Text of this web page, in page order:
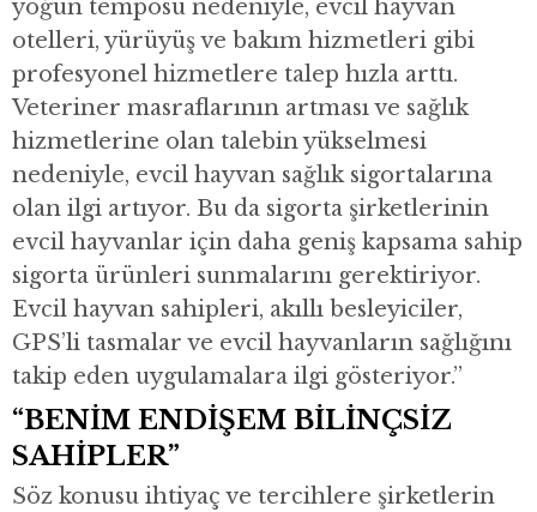
yoğun temposu nedeniyle, evcil hayvan
otelleri, yürüyüş ve bakım hizmetleri gibi
profesyonel hizmetlere talep hızla arttı.
Veteriner masraflarının artması ve sağlık
hizmetlerine olan talebin yükselmesi
nedeniyle, evcil hayvan sağlık sigortalarına
olan ilgi artıyor. Bu da sigorta şirketlerinin
evcil hayvanlar için daha geniş kapsama sahip
sigorta ürünleri sunmalarını gerektiriyor.
Evcil hayvan sahipleri, akıllı besleyiciler,
GPS’li tasmalar ve evcil hayvanların sağlığını
takip eden uygulamalara ilgi gösteriyor.”
“BENİM ENDİŞEM BİLİNÇSİZ
SAHİPLER”
Söz konusu ihtiyaç ve tercihlere şirketlerin